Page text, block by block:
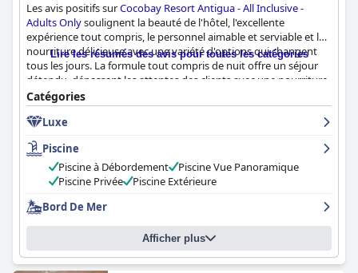
Les avis positifs surCocobay Resort Antigua - All Inclusive -
Adults Onlysoulignent la beauté de l'hôtel, l'excellente
expérience tout compris, le personnel aimable et serviable et la
nourriture délicieuse avec une variété d'options qui changent
tous les jours. La formule tout compris de nuit offre un séjour
détendu, dépassant les attentes des clients avec une nourriture
phénoménale. L'hôtel propose également des options à la carte
pour ceux qui souhaitent une cuisine moderne plus
sophistiquée, bien que des frais puissent s'appliquer pour des
choix supplémentaires. Bien que certains clients aient dû se
rendre dans les magasins pour acheter leurs propres boissons
et leur eau, dans l'ensemble, le Cocobay Resort Antigua est un
excellent hôtel tout compris avec des installations et des
Lire les résumés des avis pour toutes les catégories
Catégories
Luxe
Piscine
Piscine à Débordement
Piscine Vue Panoramique
Piscine Privée
Piscine Extérieure
Bord De Mer
Afficher plus